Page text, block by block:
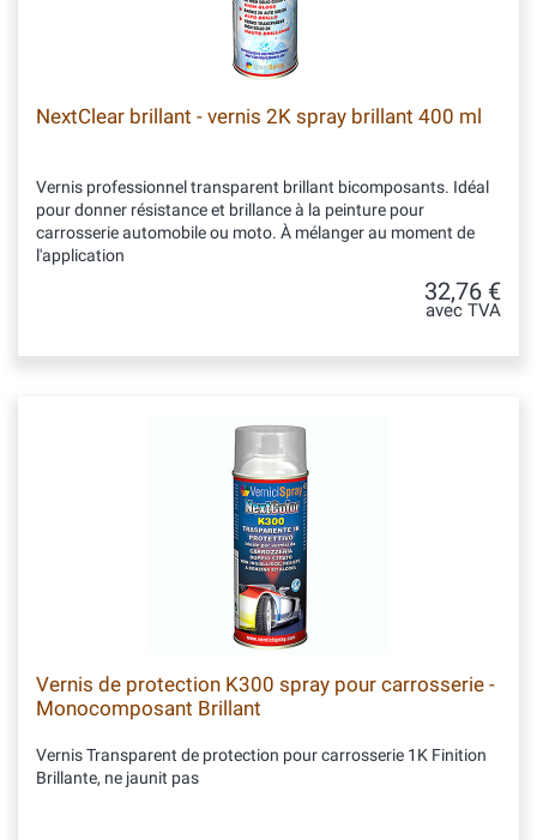
NextClear brillant - vernis 2K spray brillant 400 ml
Vernis professionnel transparent brillant bicomposants. Idéal
pour donner résistance et brillance à la peinture pour
carrosserie automobile ou moto. À mélanger au moment de
l'application
32,76 €
avec TVA
Vernis de protection K300 spray pour carrosserie -
Monocomposant Brillant
Vernis Transparent de protection pour carrosserie 1K Finition
Brillante, ne jaunit pas